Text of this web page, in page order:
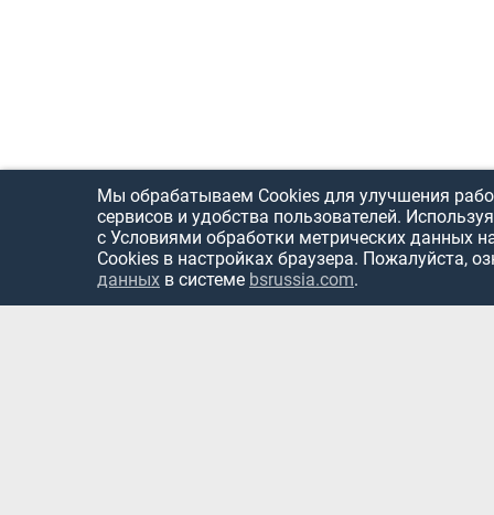
Мы обрабатываем Cookies для улучшения
сервисов и удобства пользователей.
с Условиями обработки метрических данных
Cookies в настройках браузера. Пожалуйста,
данных в системе bsrussia.com.